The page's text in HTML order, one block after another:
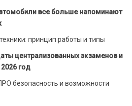
все больше напоминают
принцип работы и типы
централизованных экзаменов и
год
безопасность и возможности